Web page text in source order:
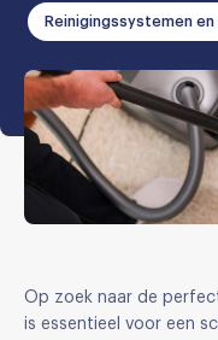
Reinigingssystemen en
Op zoek naar de
is essentieel voor een